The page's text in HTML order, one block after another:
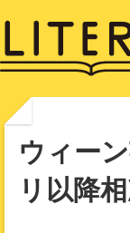
ウィー
リ以降